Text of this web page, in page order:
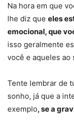
Na hora em que
lhe diz que eles
emocional, que
isso geralmente
você e aqueles ao
Tente lembrar de
sonho, já que a
exemplo, se a